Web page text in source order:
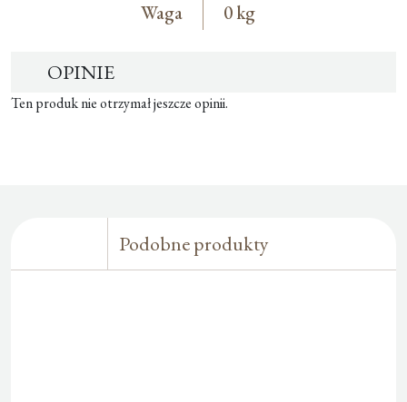
Waga 0 kg
OPINIE
Ten produk nie otrzymał jeszcze opinii.
Podobne produkty